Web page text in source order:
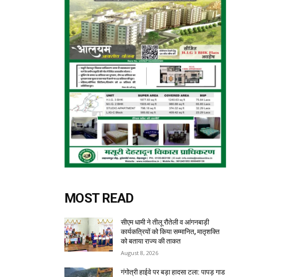
MOST READ
सीएम धामी ने तीलू रौतेली व आंगनबाड़ी
कार्यकत्रियों को किया सम्मानित, मातृशक्ति
को बताया राज्य की ताकत
August 8, 2026
गंगोत्री हाईवे पर बड़ा हादसा टला: पापड़ गाड